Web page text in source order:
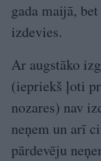
gada maijā,
izdevies.
Ar augstāko
(iepriekš ļoti
nozares) nav
neņem un arī
pārdevēju